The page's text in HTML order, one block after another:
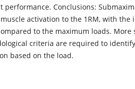
performance. Conclusions:
activation to the 1RM, with the
to the maximum loads.
criteria are required to
based on the load.